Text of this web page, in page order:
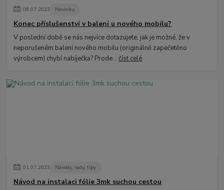
08.07.2023 Novinky
Konec příslušenství v balení u nového mobilu?
V poslední době se nás nejvíce dotazujete, jak je možné, že v
neporušeném balení nového mobilu (originálně zapečetěno
výrobcem) chybí nabíječka? Prode...číst celé
01.07.2023 Návody, rady, tipy
Návod na instalaci fólie 3mk suchou cestou